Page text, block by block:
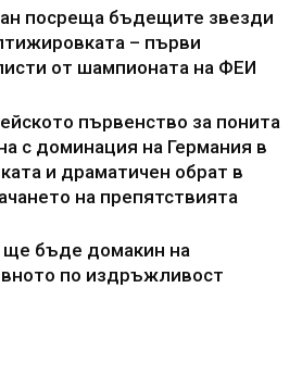
посреща бъдещите звезди
– първи
от шампионата на ФЕИ
първенство за понита
с доминация на Германия в
и драматичен обрат в
на препятствията
ще бъде домакин на
по издръжливост